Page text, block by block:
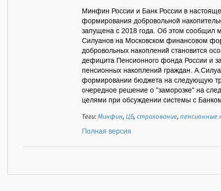
Минфин России и Банк России в
формирования добровольной
запущена с 2018 года. Об этом сообщил
Силуанов на Московском финансовом
добровольных накоплений становится
дефицита Пенсионного фонда России и
пенсионных накоплений граждан.
формировании бюджета на следующую
очередное решение о "заморозке" на
целями при обсуждении системы с
Теги:Минфин, ЦБ,страхование,пенсионные
Полная версия